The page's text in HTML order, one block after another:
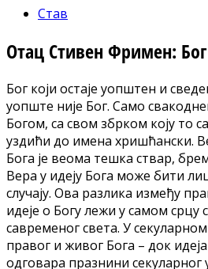
Став
Отац Стивен Фримен: Бог
Бог који остаје уопштен и
уопште није Бог. Само
Богом, са свом збрком коју то
уздићи до имена хришћански.
Бога је веома тешка ствар,
Вера у идеју Бога може бити
случају. Ова разлика између
идеје о Богу лежи у самом срцу
савременог света. У
правог и живог Бога – док
одговара празнини секуларног